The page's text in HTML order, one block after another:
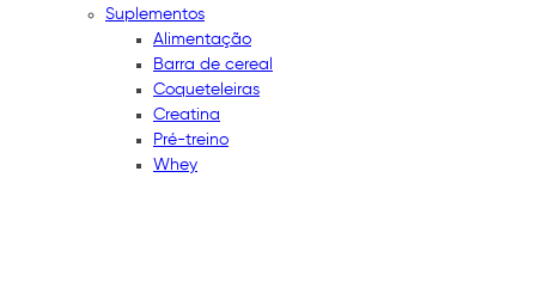
Suplementos
Alimentação
Barra de cereal
Coqueteleiras
Creatina
Pré-treino
Whey